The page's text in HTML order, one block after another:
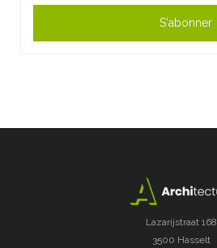
S'abonner
Lazarijstraat 168
3500 Hasselt